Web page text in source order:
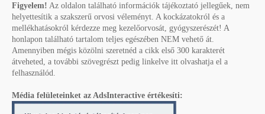
Figyelem! Az oldalon található információk tájékoztató jellegűek, nem
helyettesítik a szakszerű orvosi véleményt. A kockázatokról és a
mellékhatásokról kérdezze meg kezelőorvosát, gyógyszerészét! A
honlapon található tartalom teljes egészében NEM vehető át.
Amennyiben mégis közölni szeretnéd a cikk első 300 karakterét
átveheted, a további szövegrészt pedig linkelve itt olvashatja el a
felhasználód.
Média felületeinket az AdsInteractive értékesíti: